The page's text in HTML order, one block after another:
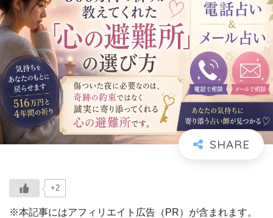
+2
※本記事にはアフィリエイト広告（PR）が含まれます。